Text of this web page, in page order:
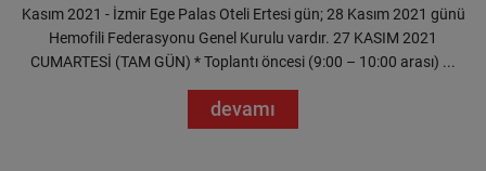
Kasım 2021 - İzmir Ege Palas Oteli Ertesi gün; 28 Kasım 2021 günü
Hemofili Federasyonu Genel Kurulu vardır. 27 KASIM 2021
CUMARTESİ (TAM GÜN) * Toplantı öncesi (9:00 – 10:00 arası) ...
devamı